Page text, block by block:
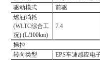
驱动模式
前驱
燃油消耗
(WLTC综合工
况) (L/100km)
7.4
操控
转向类型
EPS车速感应电